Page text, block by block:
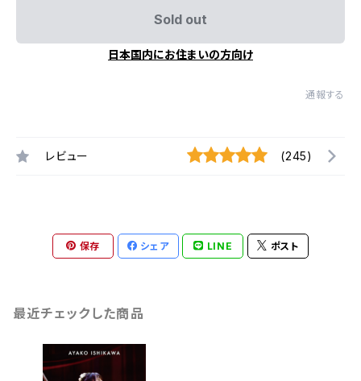
Sold out
日本国内にお住まいの方向け
通報する
レビュー (245)
保存 シェア LINE ポスト
最近チェックした商品